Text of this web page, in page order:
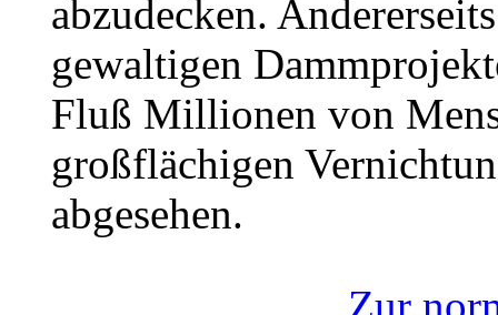
abzudecken.
gewaltigen
Fluß Millionen von
großflächigen
abgesehen.
Zur